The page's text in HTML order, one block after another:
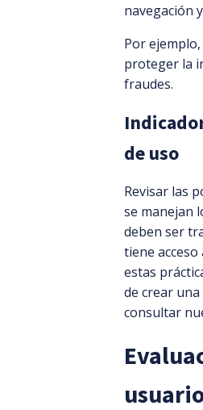
navegación
Por
proteger la
fraudes.
de uso
Revisar las
se manejan
deben ser
tiene
estas
de crear
consultar